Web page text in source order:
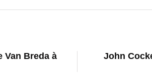
Van Breda à
John